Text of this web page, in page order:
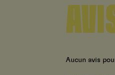
Aucun avis